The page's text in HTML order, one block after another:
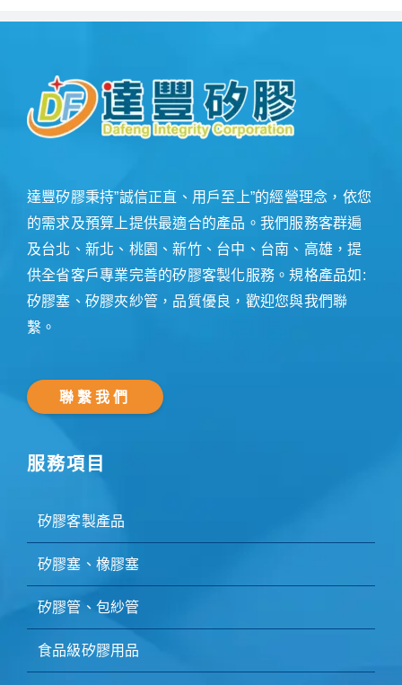
達豐矽膠秉持”誠信正直、用戶至上”的經營理念，依您
的需求及預算上提供最適合的產品。我們服務客群遍
及台北、新北、桃園、新竹、台中、台南、高雄，提
供全省客戶專業完善的矽膠客製化服務。規格產品如:
矽膠塞、矽膠夾紗管，品質優良，歡迎您與我們聯
繫。
聯繫我們
服務項目
矽膠客製產品
矽膠塞、橡膠塞
矽膠管、包紗管
食品級矽膠用品